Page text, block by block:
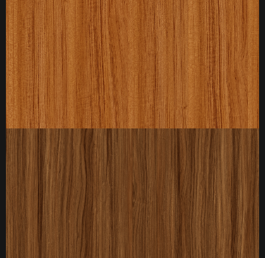
厚度：3-25mm
标准规格：
厚度：3-25mm
标准规格：